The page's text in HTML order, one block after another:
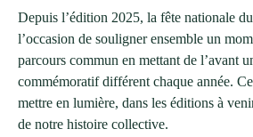
Depuis l’édition 2025, la fête nationale
l’occasion de souligner ensemble un
parcours commun en mettant de l’avant
commémoratif différent chaque année.
mettre en lumière, dans les éditions à
de notre histoire collective.